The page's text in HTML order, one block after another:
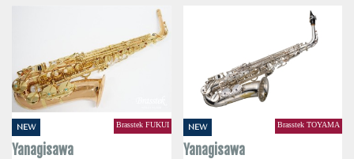
NEW Brasstek FUKUI
Yanagisawa
NEW Brasstek TOYAMA
Yanagisawa